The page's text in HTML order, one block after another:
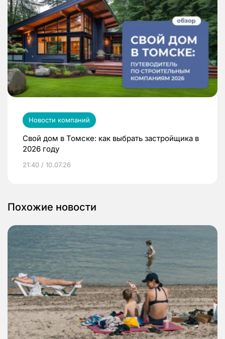
Новости компаний
Свой дом в Томске: как выбрать застройщика в
2026 году
21:40 / 10.07.26
Похожие новости